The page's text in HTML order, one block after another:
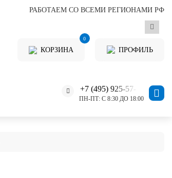
РАБОТАЕМ СО ВСЕМИ РЕГИОНАМИ РФ
КОРЗИНА
0
ПРОФИЛЬ
+7 (495) 925-57-11
ПН-ПТ: С 8:30 ДО 18:00